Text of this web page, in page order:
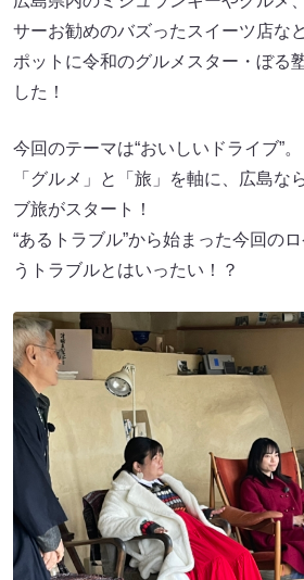
サーお勧めのバズったスイーツ店な
ポットに令和のグルメスター・ぼる
した！
今回のテーマは“おいしいドライブ”。
「グルメ」と「旅」を軸に、広島な
ブ旅がスタート！
“あるトラブル”から始まった今回の
うトラブルとはいったい！？